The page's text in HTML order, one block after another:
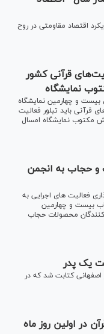
از جاری شدن رویکرد اقتصاد مقاومتی در روح
قرآنی کشور
نمایشگاه
و چهارمین نمایشگاه
قرآنی باید تبلور فعالیت
فعالیت 4 بازارچه در بخش مکتوب نمایشگاه امسال
و حجاب به انجمن
فعالیت های اجرایی به
بیست و چهارمین
محصولات حجاب
یک پدر
کتابت شد که در
در اولین روز ماه